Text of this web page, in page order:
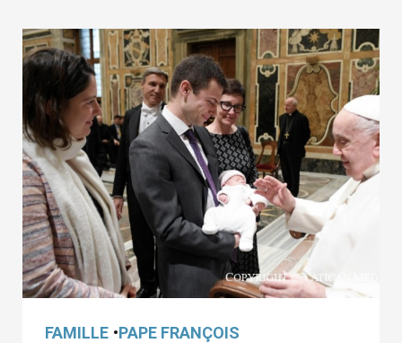
FAMILLE •PAPE FRANÇOIS